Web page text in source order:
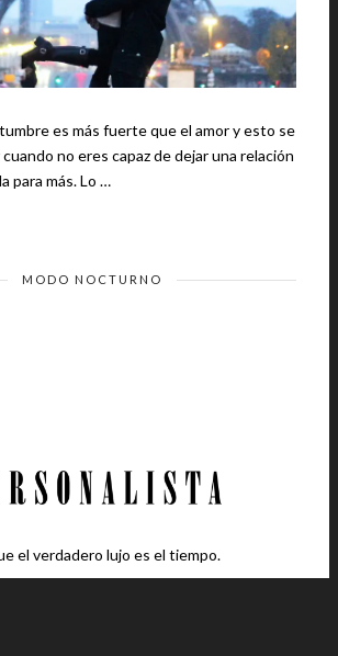
es más fuerte que el amor y esto se
no eres capaz de dejar una relación
larga que ya no da para más. Lo …
MODO NOCTURNO
el verdadero lujo es el tiempo.